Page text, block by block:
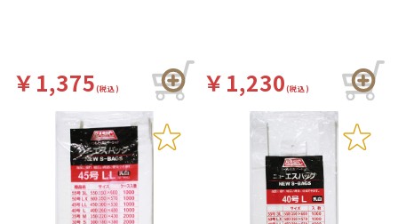
￥1,375(税込) ￥1,230(税込)